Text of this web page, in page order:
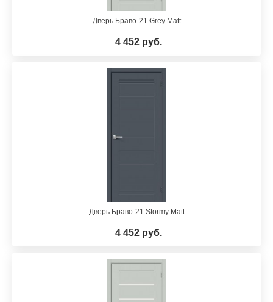
Дверь Браво-21 Grey Matt
4 452 руб.
Дверь Браво-21 Stormy Matt
4 452 руб.